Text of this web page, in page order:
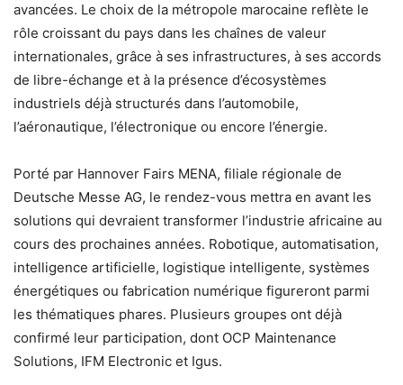
avancées. Le choix de la métropole marocaine reflète le
rôle croissant du pays dans les chaînes de valeur
internationales, grâce à ses infrastructures, à ses accords
de libre-échange et à la présence d’écosystèmes
industriels déjà structurés dans l’automobile,
l’aéronautique, l’électronique ou encore l’énergie.
Porté par Hannover Fairs MENA, filiale régionale de
Deutsche Messe AG, le rendez-vous mettra en avant les
solutions qui devraient transformer l’industrie africaine au
cours des prochaines années. Robotique, automatisation,
intelligence artificielle, logistique intelligente, systèmes
énergétiques ou fabrication numérique figureront parmi
les thématiques phares. Plusieurs groupes ont déjà
confirmé leur participation, dont OCP Maintenance
Solutions, IFM Electronic et Igus.